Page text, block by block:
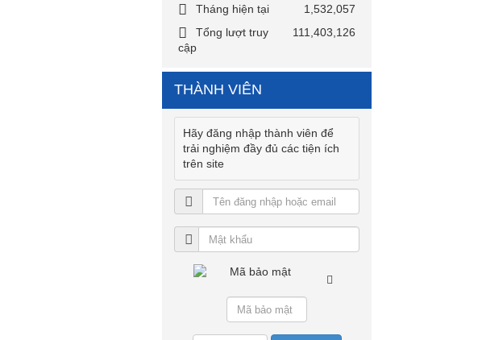
Tháng hiện tại
1,532,057
Tổng lượt truy
cập
111,403,126
THÀNH VIÊN
Hãy đăng nhập thành viên để
trải nghiệm đầy đủ các tiện ích
trên site